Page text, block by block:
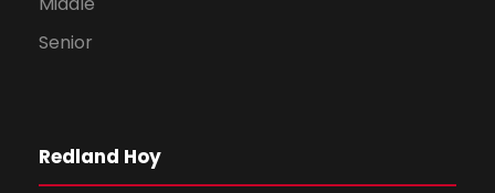
Senior
Redland Hoy